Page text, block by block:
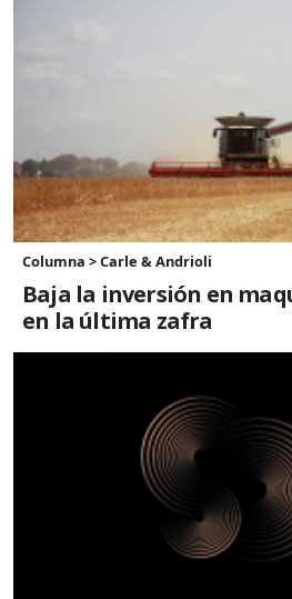
Columna > Carle & Andrioli
Baja la inversión en
en la última zafra